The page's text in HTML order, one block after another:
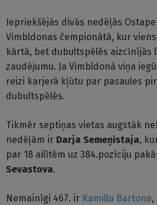
Iepriekšējās divās nedēļās
Vimbldonas čempionātā, kur
kārtā, bet dubultspēlēs aizcīnījās
zaudējumu. Ja Vimbldonā viņa
reizi karjerā kļūtu par pasaules
dubultspēlēs.
Tikmēr septiņas vietas augstāk
nedēļām ir Darja Semeņistaja,
par 18 ailītēm uz 384.pozīciju
Sevastova.
Nemainīgi 467. ir Kamilla Bartone,